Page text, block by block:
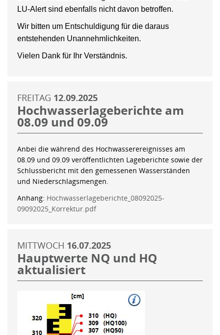
LU-Alert sind ebenfalls nicht davon betroffen.
Wir bitten um Entschuldigung für die daraus
entstehenden Unannehmlichkeiten.
Vielen Dank für Ihr Verständnis.
FREITAG 12.09.2025
Hochwasserlageberichte am
08.09 und 09.09
Anbei die während des Hochwasserereignisses am
08.09 und 09.09 veröffentlichten Lageberichte sowie der
Schlussbericht mit den gemessenen Wasserständen
und Niederschlagsmengen.
Anhang: Hochwasserlageberichte_08092025-
09092025_Korrektur.pdf
MITTWOCH 16.07.2025
Hauptwerte NQ und HQ
aktualisiert